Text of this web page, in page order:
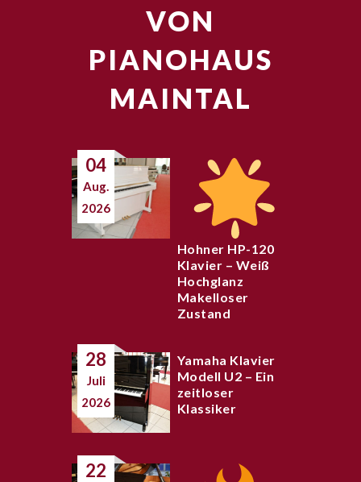
VON
PIANOHAUS
MAINTAL
04
Aug.
2026
Hohner HP-120
Klavier – Weiß
Hochglanz
Makelloser
Zustand
28
Juli
2026
Yamaha Klavier
Modell U2 – Ein
zeitloser
Klassiker
22